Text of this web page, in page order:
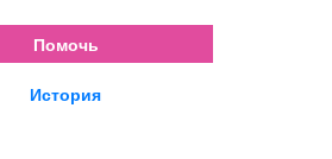
Помочь
История